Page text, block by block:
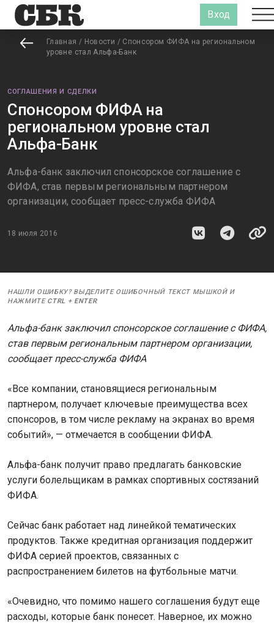
Вход
Главная / Новости / Спонсором ФИФА на региональном
уровне стал Альфа-Банк
СОГЛАШЕНИЯ И СДЕЛКИ
Спонсором ФИФА на
региональном уровне стал
Альфа-Банк
Альфа-банк заключил спонсорское соглашение с
ФИФА, став первым региональным партнером
организации, сообщает пресс-служба ФИФА
18 июля 2016
НАШЛИ ОШИБКУ? ВЫДЕЛИТЕ ОШИБОЧНЫЙ ТЕКСТ МЫШКОЙ И
НАЖМИТЕ CTRL + ENTER
Альфа-банк заключил спонсорское соглашение с ФИФА,
став первым региональным партнером организации,
сообщает пресс-служба ФИФА
«Все компании, становящиеся региональным
партнером, получает ключевые преимущества всех
спонсоров, в том числе рекламу на экранах во время
событий», — отмечается в сообщении ФИФА.
Альфа-банк получит право предлагать банковские
услуги болельщикам в рамках спортивных состязаний
ФИФА.
Сейчас банк работает над линейкой тематических
продуктов. Также кредитная организация поддержит
ФИФА серией проектов, связанных с
распространением билетов на футбольные матчи.
«Очевидно, что помимо нашего соглашения будут еще
расходы, которые банк понесет. Наверное, их можно